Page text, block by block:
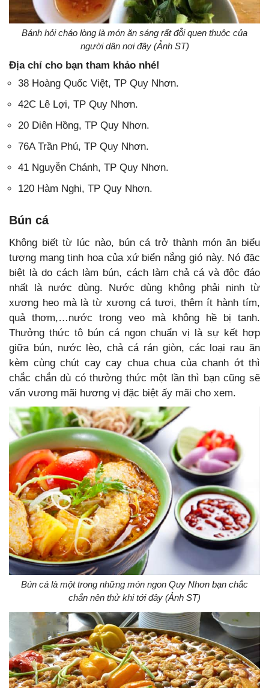
Bánh hỏi cháo lòng là món ăn sáng rất đỗi quen thuộc của
người dân nơi đây (Ảnh ST)
Địa chỉ cho bạn tham khảo nhé!
38 Hoàng Quốc Việt, TP Quy Nhơn.
42C Lê Lợi, TP Quy Nhơn.
20 Diên Hồng, TP Quy Nhơn.
76A Trần Phú, TP Quy Nhơn.
41 Nguyễn Chánh, TP Quy Nhơn.
120 Hàm Nghi, TP Quy Nhơn.
Bún cá
Không biết từ lúc nào, bún cá trở thành món ăn biểu
tượng mang tinh hoa của xứ biển nắng gió này. Nó đặc
biệt là do cách làm bún, cách làm chả cá và độc đáo
nhất là nước dùng. Nước dùng không phải ninh từ
xương heo mà là từ xương cá tươi, thêm ít hành tím,
quả thơm,…nước trong veo mà không hề bị tanh.
Thưởng thức tô bún cá ngon chuẩn vị là sự kết hợp
giữa bún, nước lèo, chả cá rán giòn, các loại rau ăn
kèm cùng chút cay cay chua chua của chanh ớt thì
chắc chắn dù có thưởng thức một lần thì bạn cũng sẽ
vấn vương mãi hương vị đặc biệt ấy mãi cho xem.
Bún cá là một trong những món ngon Quy Nhơn bạn chắc
chắn nên thử khi tới đây (Ảnh ST)